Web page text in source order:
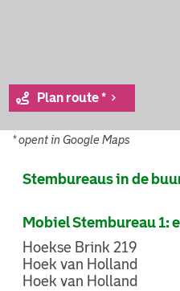
Plan route *
* opent in Google Maps
Stembureaus in de
Mobiel Stembureau 1:
Hoekse Brink 219
Hoek van Holland
Hoek van Holland